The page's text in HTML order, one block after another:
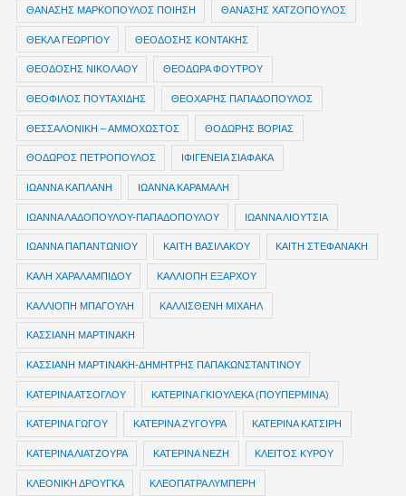
ΘΑΝΑΣΗΣ ΜΑΡΚΟΠΟΥΛΟΣ ΠΟΙΗΣΗ ΘΑΝΑΣΗΣ ΧΑΤΖΟΠΟΥΛΟΣ
ΘΕΚΛΑ ΓΕΩΡΓΙΟΥ ΘΕΟΔΟΣΗΣ ΚΟΝΤΑΚΗΣ
ΘΕΟΔΟΣΗΣ ΝΙΚΟΛΑΟΥ ΘΕΟΔΩΡΑ ΦΟΥΤΡΟΥ
ΘΕΟΦΙΛΟΣ ΠΟΥΤΑΧΙΔΗΣ ΘΕΟΧΑΡΗΣ ΠΑΠΑΔΟΠΟΥΛΟΣ
ΘΕΣΣΑΛΟΝΙΚΗ – ΑΜΜΟΧΩΣΤΟΣ ΘΟΔΩΡΗΣ ΒΟΡΙΑΣ
ΘΟΔΩΡΟΣ ΠΕΤΡΟΠΟΥΛΟΣ ΙΦΙΓΕΝΕΙΑ ΣΙΑΦΑΚΑ
ΙΩΑΝΝΑ ΚΑΠΛΑΝΗ ΙΩΑΝΝΑ ΚΑΡΑΜΑΛΗ
ΙΩΑΝΝΑ ΛΑΔΟΠΟΥΛΟΥ-ΠΑΠΑΔΟΠΟΥΛΟΥ ΙΩΑΝΝΑ ΛΙΟΥΤΣΙΑ
ΙΩΑΝΝΑ ΠΑΠΑΝΤΩΝΙΟΥ ΚΑΙΤΗ ΒΑΣΙΛΑΚΟΥ ΚΑΙΤΗ ΣΤΕΦΑΝΑΚΗ
ΚΑΛΗ ΧΑΡΑΛΑΜΠΙΔΟΥ ΚΑΛΛΙΟΠΗ ΕΞΑΡΧΟΥ
ΚΑΛΛΙΟΠΗ ΜΠΑΓΟΥΛΗ ΚΑΛΛΙΣΘΕΝΗ ΜΙΧΑΗΛ
ΚΑΣΣΙΑΝΗ ΜΑΡΤΙΝΑΚΗ
ΚΑΣΣΙΑΝΗ ΜΑΡΤΙΝΑΚΗ-ΔΗΜΗΤΡΗΣ ΠΑΠΑΚΩΝΣΤΑΝΤΙΝΟΥ
ΚΑΤΕΡΙΝΑ ΑΤΣΟΓΛΟΥ ΚΑΤΕΡΙΝΑ ΓΚΙΟΥΛΕΚΑ (ΠΟΥΠΕΡΜΙΝΑ)
ΚΑΤΕΡΙΝΑ ΓΩΓΟΥ ΚΑΤΕΡΙΝΑ ΖΥΓΟΥΡΑ ΚΑΤΕΡΙΝΑ ΚΑΤΣΙΡΗ
ΚΑΤΕΡΙΝΑ ΛΙΑΤΖΟΥΡΑ ΚΑΤΕΡΙΝΑ ΝΕΖΗ ΚΛΕΙΤΟΣ ΚΥΡΟΥ
ΚΛΕΟΝΙΚΗ ΔΡΟΥΓΚΑ ΚΛΕΟΠΑΤΡΑ ΛΥΜΠΕΡΗ